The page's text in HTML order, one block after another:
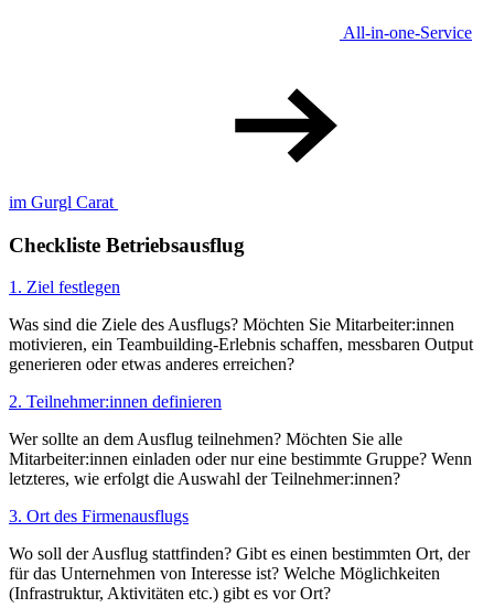
All-in-one-Service
im Gurgl Carat
Checkliste Betriebsausflug
1. Ziel festlegen
Was sind die Ziele des Ausflugs? Möchten Sie Mitarbeiter:innen
motivieren, ein Teambuilding-Erlebnis schaffen, messbaren Output
generieren oder etwas anderes erreichen?
2. Teilnehmer:innen definieren
Wer sollte an dem Ausflug teilnehmen? Möchten Sie alle
Mitarbeiter:innen einladen oder nur eine bestimmte Gruppe? Wenn
letzteres, wie erfolgt die Auswahl der Teilnehmer:innen?
3. Ort des Firmenausflugs
Wo soll der Ausflug stattfinden? Gibt es einen bestimmten Ort, der
für das Unternehmen von Interesse ist? Welche Möglichkeiten
(Infrastruktur, Aktivitäten etc.) gibt es vor Ort?